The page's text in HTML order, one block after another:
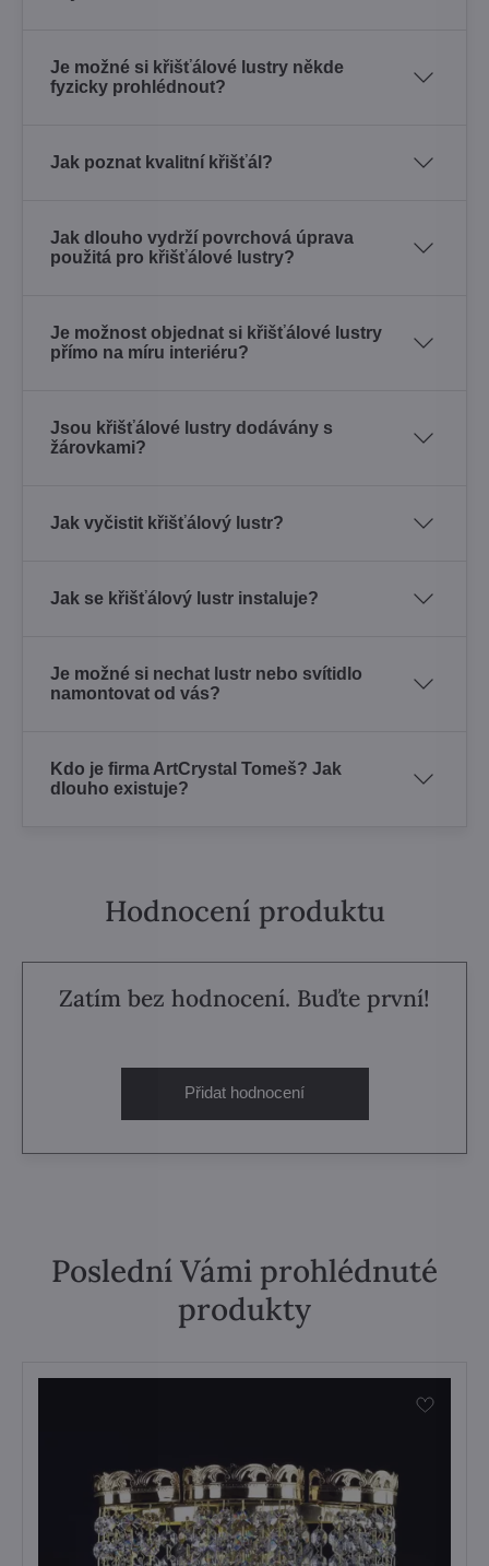
Je možné si křišťálové lustry někde
fyzicky prohlédnout?
Jak poznat kvalitní křišťál?
Jak dlouho vydrží povrchová úprava
použitá pro křišťálové lustry?
Je možnost objednat si křišťálové lustry
přímo na míru interiéru?
Jsou křišťálové lustry dodávány s
žárovkami?
Jak vyčistit křišťálový lustr?
Jak se křišťálový lustr instaluje?
Je možné si nechat lustr nebo svítidlo
namontovat od vás?
Kdo je firma ArtCrystal Tomeš? Jak
dlouho existuje?
Hodnocení produktu
Zatím bez hodnocení. Buďte první!
Přidat hodnocení
Poslední Vámi prohlédnuté
produkty